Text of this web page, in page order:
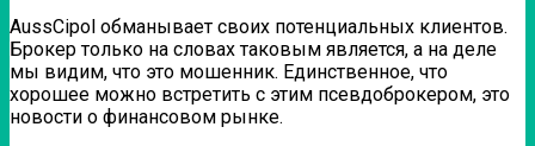
AussCipol обманывает своих потенциальных клиентов.
Брокер только на словах таковым является, а на деле
мы видим, что это мошенник. Единственное, что
хорошее можно встретить с этим псевдоброкером, это
новости о финансовом рынке.